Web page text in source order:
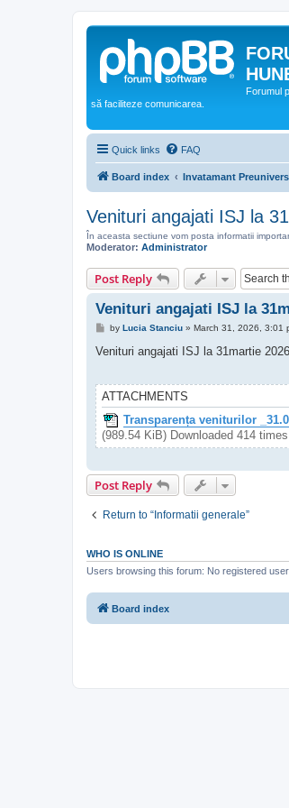
Forumul
să faciliteze comunicarea.
Quick links FAQ
Board index Invatamant
Venituri angajati ISJ la
În aceasta sectiune vom posta informatii
Moderator: Administrator
Post Reply
Venituri angajati ISJ la
P
s
by Lucia Stanciu» March 31, 2026, 3:01
Venituri angajati ISJ la 31martie 2026
ATTACHMENTS
Transparența veniturilor
(989.54 KiB) Downloaded 414 times
Post Reply
Return to “Informatii generale”
WHO IS ONLINE
Users browsing this forum: No registered
Board index